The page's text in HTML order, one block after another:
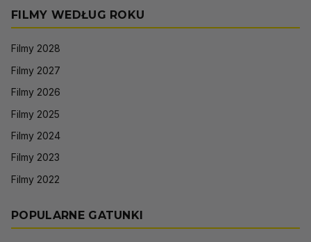
FILMY WEDŁUG ROKU
Filmy 2028
Filmy 2027
Filmy 2026
Filmy 2025
Filmy 2024
Filmy 2023
Filmy 2022
POPULARNE GATUNKI